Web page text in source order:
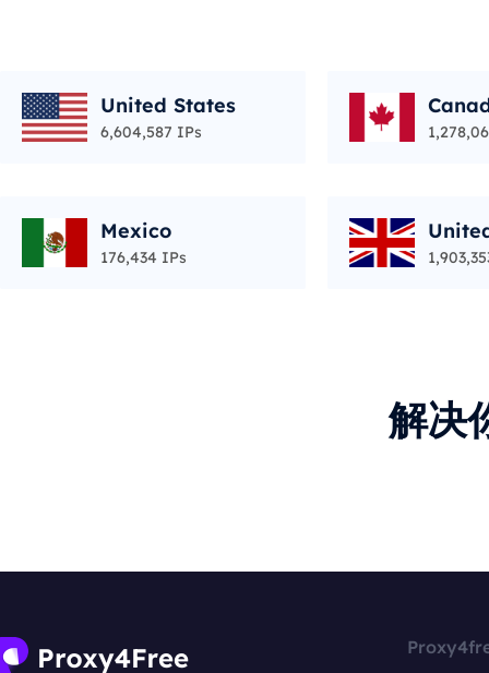
United States
6,604,587 IPs
Mexico
176,434 IPs
解决